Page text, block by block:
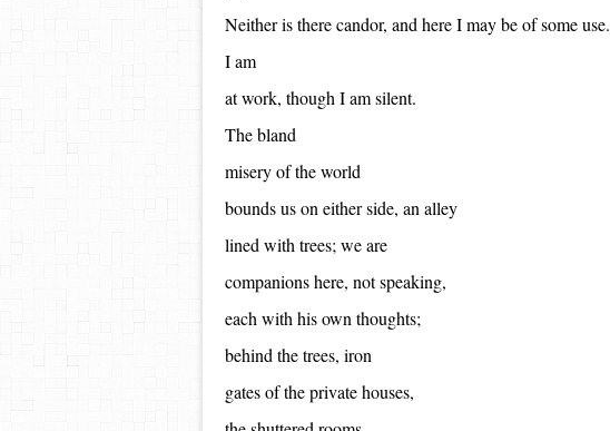
Neither is there candor, and here I may be of some use.
I am
at work, though I am silent.
The bland
misery of the world
bounds us on either side, an alley
lined with trees; we are
companions here, not speaking,
each with his own thoughts;
behind the trees, iron
gates of the private houses,